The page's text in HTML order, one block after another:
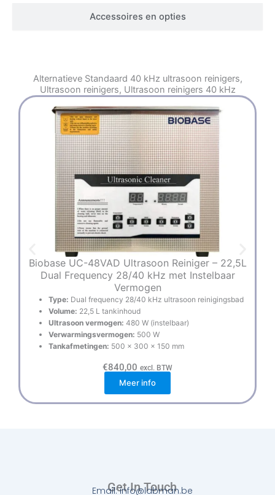
Accessoires en opties
Alternatieve Standaard 40 kHz ultrasoon reinigers,
Ultrasoon reinigers, Ultrasoon reinigers 40 kHz
Biobase UC-48VAD Ultrasoon Reiniger – 22,5L
Dual Frequency 28/40 kHz met Instelbaar
Vermogen
Type: Dual frequency 28/40 kHz ultrasoon reinigingsbad
Volume: 22,5 L tankinhoud
Ultrasoon vermogen: 480 W (instelbaar)
Verwarmingsvermogen: 500 W
Tankafmetingen: 500 × 300 × 150 mm
€840,00 excl. BTW
Meer info
Get In Touch
Email: info@labman.be